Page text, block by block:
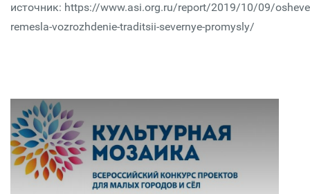
источник: https://www.asi.org.ru/report/2019/10/09/
remesla-vozrozhdenie-traditsii-severnye-promysly/